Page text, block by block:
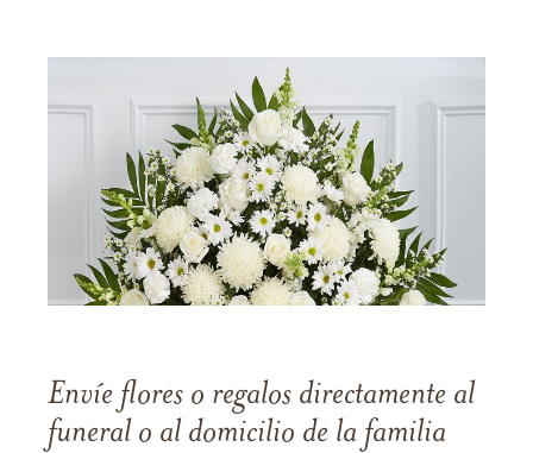
Envíe flores o regalos directamente al
funeral o al domicilio de la familia